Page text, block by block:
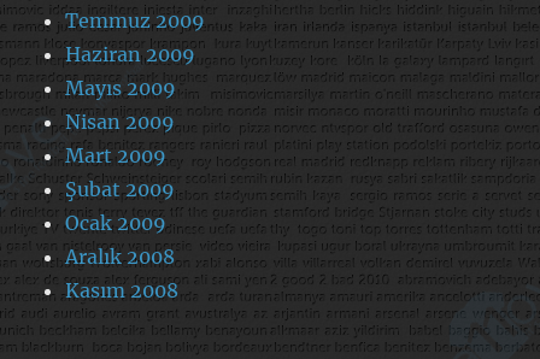
Temmuz 2009
Haziran 2009
Mayıs 2009
Nisan 2009
Mart 2009
Şubat 2009
Ocak 2009
Aralık 2008
Kasım 2008